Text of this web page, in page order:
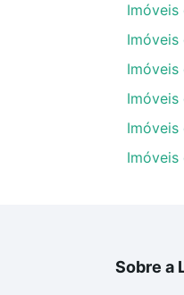
sonhos com
Imóveis
Imóveis
Imóveis
Imóveis
Imóveis
Imóveis
Sobre a